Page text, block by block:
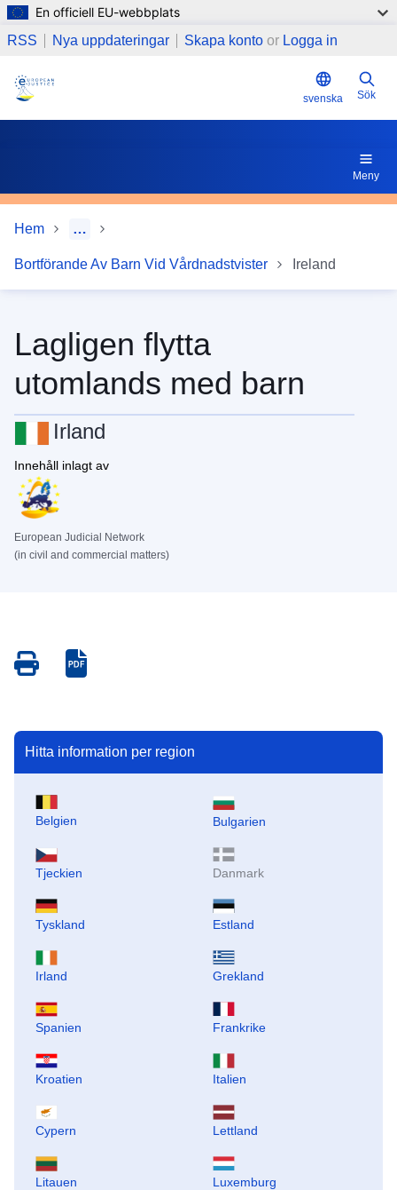
Hoppa till huvudinnehåll
En officiell EU-webbplats
RSS
Nya uppdateringar Skapa konto or Logga in
svenska Sök
Meny
Hem …
Bortförande Av Barn Vid Vårdnadstvister Ireland
Lagligen flytta
utomlands med barn
Irland
Innehåll inlagt av
European Judicial Network
(in civil and commercial matters)
Save
as
Save
as
4 Gäller samma bestämmelser för tillfälligt bortförande
Hitta information per region
Belgien Bulgarien
Tjeckien Danmark
Tyskland Estland
Irland Grekland
Spanien Frankrike
Kroatien Italien
Cypern Lettland
Litauen Luxemburg